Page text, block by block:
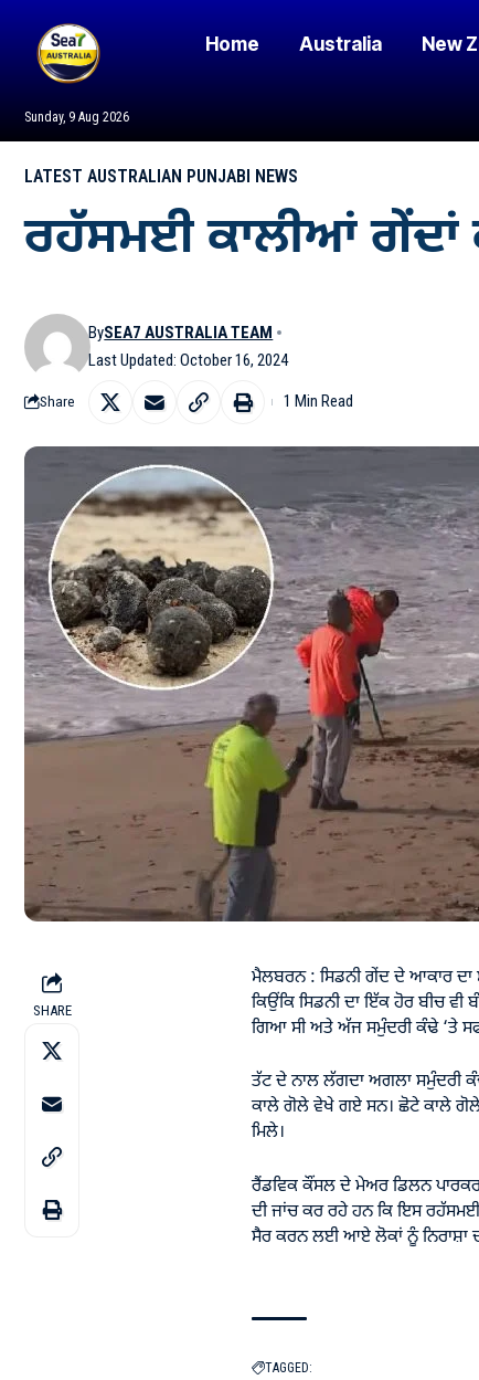
Sunday, 9 Aug 2026
Home Australia New
LATEST AUSTRALIAN PUNJABI NEWS
ਰਹੱਸਮਈ ਕਾਲੀਆਂ ਗੇਂਦਾਂ
Last Updated: October 16, 2024
BySEA7 AUSTRALIA TEAM
Share 1 Min Read
SHARE
ਮੈਲਬਰਨ : ਸਿਡਨੀ ਗੇਂਦ ਦੇ ਆਕਾਰ ਦਾ
ਕਿਉਂਕਿ ਸਿਡਨੀ ਦਾ ਇੱਕ ਹੋਰ ਬੀਚ
ਗਿਆ ਸੀ ਅਤੇ ਅੱਜ ਸਮੁੰਦਰੀ ਕੰਢੇ ‘ਤੇ
ਤੱਟ ਦੇ ਨਾਲ ਲੱਗਦਾ ਅਗਲਾ ਸਮੁੰਦਰੀ
ਕਾਲੇ ਗੋਲੇ ਵੇਖੇ ਗਏ ਸਨ। ਛੋਟੇ ਕਾਲੇ ਗੋਲੇ
ਮਿਲੇ।
ਰੈਂਡਵਿਕ ਕੌਂਸਲ ਦੇ ਮੇਅਰ ਡਿਲਨ
ਦੀ ਜਾਂਚ ਕਰ ਰਹੇ ਹਨ ਕਿ ਇਸ
ਸੈਰ ਕਰਨ ਲਈ ਆਏ ਲੋਕਾਂ ਨੂੰ ਨਿਰਾਸ਼ਾ
TAGGED: